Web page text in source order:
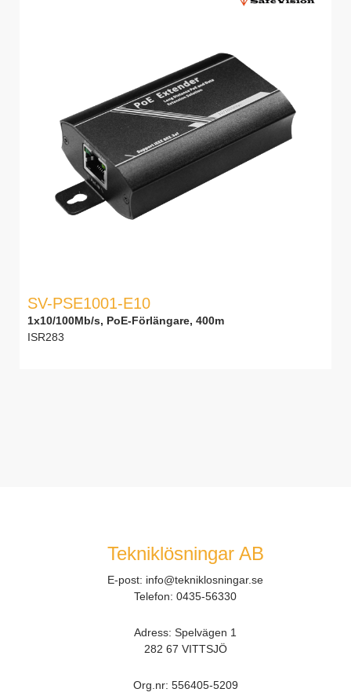
SV-PSE1001-E10
1x10/100Mb/s, PoE-Förlängare, 400m
ISR283
Tekniklösningar AB
E-post: info@tekniklosningar.se
Telefon: 0435-56330
Adress: Spelvägen 1
282 67 VITTSJÖ
Org.nr: 556405-5209